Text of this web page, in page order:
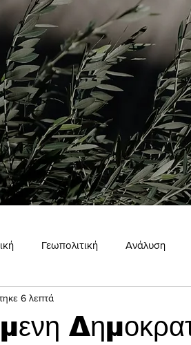
Γεωπολιτική Ανάλυση
Εσωτερισμός
6 λεπτά